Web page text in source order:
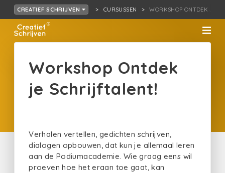
CREATIEF SCHRIJVEN CURSUSSEN WORKSHOP ONTDEK JE
Workshop Ontdek
je Schrijftalent!
Verhalen vertellen, gedichten schrijven,
dialogen opbouwen, dat kun je allemaal leren
aan de Podiumacademie. Wie graag eens wil
proeven hoe het eraan toe gaat, kan